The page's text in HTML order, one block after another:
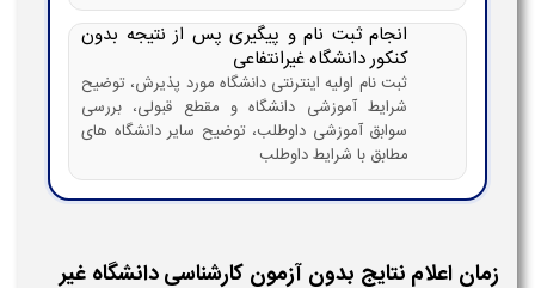
انجام ثبت نام و پیگیری پس از نتیجه بدون
کنکور دانشگاه غیرانتفاعی
ثبت نام اولیه اینترنتی دانشگاه مورد پذیرش، توضیح
شرایط آموزشی دانشگاه و مقطع قبولی، بررسی
سوابق آموزشی داوطلب، توضیح سایر دانشگاه های
مطابق با شرایط داوطلب
زمان اعلام نتایج بدون آزمون کارشناسی دانشگاه غیر